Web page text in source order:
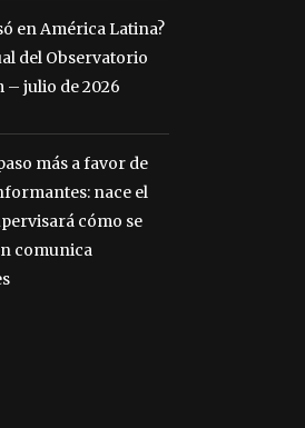
en América Latina?
del Observatorio
– julio de 2026
más a favor de
nace el
cómo se
comunica